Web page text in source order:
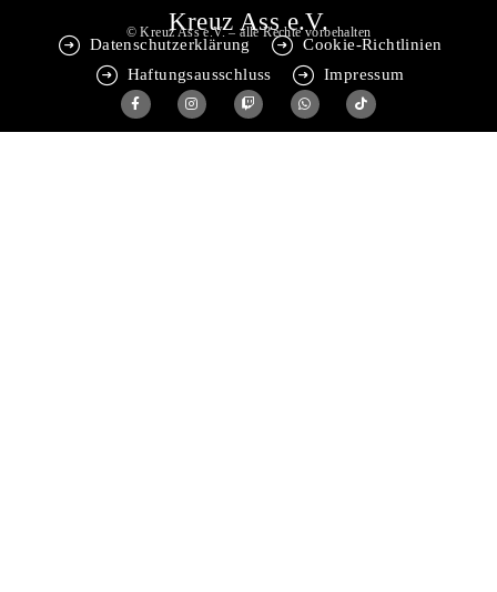
Kreuz Ass e.V.
© Kreuz Ass e.V. – alle Rechte vorbehalten
Datenschutzerklärung
Cookie-Richtlinien
Haftungsausschluss
Impressum